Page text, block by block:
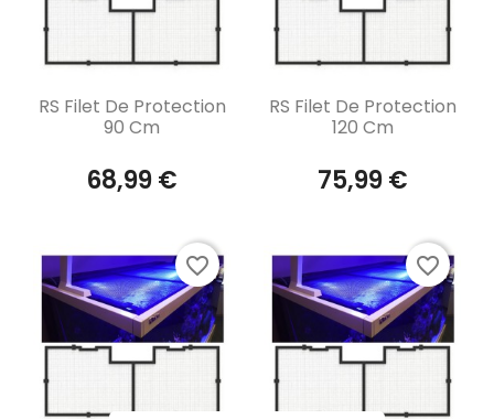
Aperçu rapide
RS Filet De Protection
90 Cm
68,99 €
Aperçu rapide
RS Filet De Protection
120 Cm
75,99 €
favorite_border favorite_border